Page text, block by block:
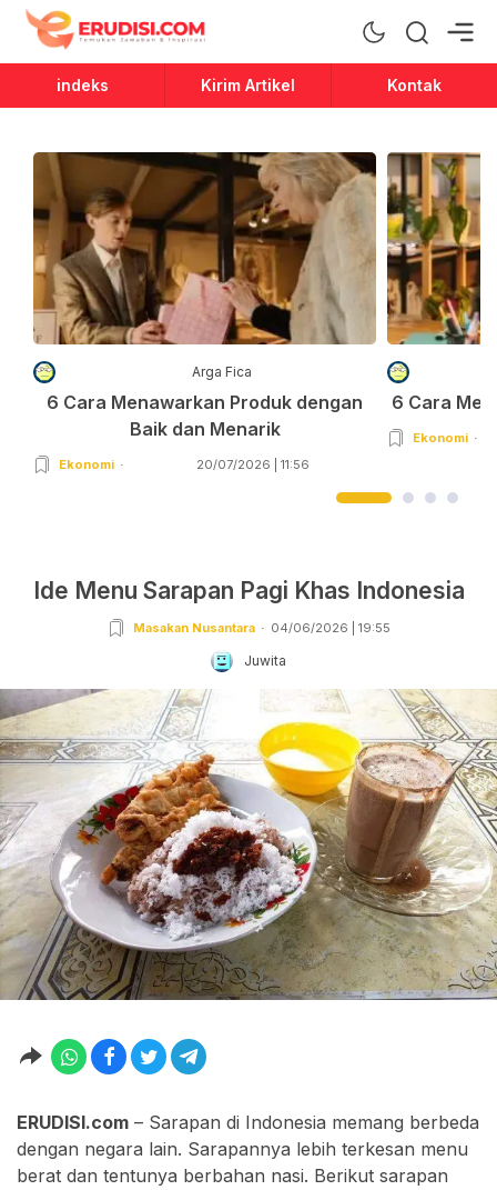
Erudisi
Temukan Jawaban dan Inspirasi
indeks Kirim Artikel Kontak
Arga Fica
6 Cara Menawarkan Produk dengan
Baik dan Menarik
Ekonomi 20/07/2026 | 11:56
6 Cara
Ekonomi
Ide Menu Sarapan Pagi Khas Indonesia
Masakan Nusantara 04/06/2026 | 19:55
Juwita
ERUDISI.com – Sarapan di Indonesia memang berbeda
dengan negara lain. Sarapannya lebih terkesan menu
berat dan tentunya berbahan nasi. Berikut sarapan